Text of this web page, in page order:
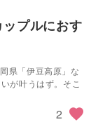
プルにおす
県「伊豆高原」な
が叶うはず。そこ
2